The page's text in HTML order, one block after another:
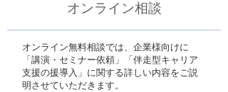
オンライン相談
オンライン無料相談では、企業様向けに
「講演・セミナー依頼」「伴走型キャリア
支援の援導入」に関する詳しい内容をご説
明させていただきます。